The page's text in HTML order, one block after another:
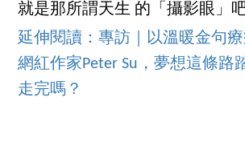
就是那所謂天生 的「攝影眼」吧
延伸閱讀：專訪｜以溫暖金句
網紅作家Peter Su，夢想這條路
走完嗎？